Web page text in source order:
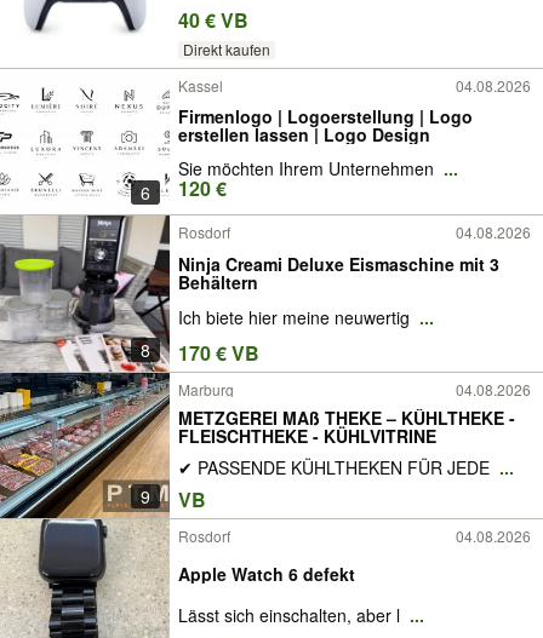
40 € VB
Direkt kaufen
6
Kassel 04.08.2026
Firmenlogo | Logoerstellung | Logo
erstellen lassen | Logo Design
Sie möchten Ihrem Unternehmen ...
120 €
8
Rosdorf 04.08.2026
Ninja Creami Deluxe Eismaschine mit 3
Behältern
Ich biete hier meine neuwertig ...
170 € VB
9
Marburg 04.08.2026
METZGEREI MAß THEKE – KÜHLTHEKE -
FLEISCHTHEKE - KÜHLVITRINE
✔ PASSENDE KÜHLTHEKEN FÜR JEDE ...
VB
Rosdorf 04.08.2026
Apple Watch 6 defekt
Lässt sich einschalten, aber l ...